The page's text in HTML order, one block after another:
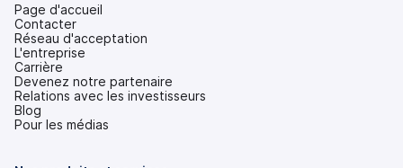
Page d'accueil
Contacter
Réseau d'acceptation
L'entreprise
Carrière
Devenez notre partenaire
Relations avec les investisseurs
(s'ouvre
dans
Blog
Pour les médias